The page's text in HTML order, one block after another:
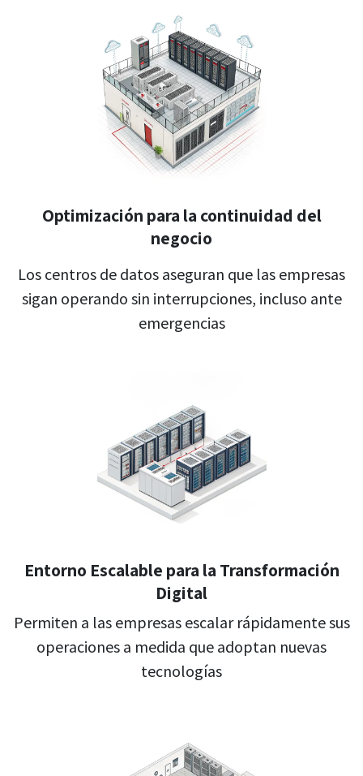
Optimización para la continuidad del
negocio
Los centros de datos aseguran que las empresas
sigan operando sin interrupciones, incluso ante
emergencias
Entorno Escalable para la Transformación
Digital
Permiten a las empresas escalar rápidamente sus
operaciones a medida que adoptan nuevas
tecnologías